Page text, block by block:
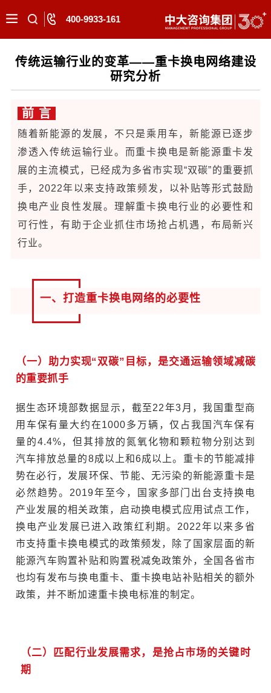
400-9933-161
传统运输行业的变革——重卡换电网络建设
研究分析
前 言
随着新能源的发展，不只是乘用车，新能源已逐步
渗透入传统运输行业。而重卡换电是新能源重卡发
展的主流模式，已经成为多省市实现“双碳”的重要抓
手，2022年以来支持政策频发，以补贴等形式鼓励
换电产业良性发展。理解重卡换电行业的必要性和
可行性，有助于企业抓住市场抢占机遇，布局新兴
行业。
一、打造重卡换电网络的必要性
（一）助力实现“双碳”目标，是交通运输领域减碳
的重要抓手
据生态环境部数据显示，截至22年3月，我国重型商
用车保有量大约在1000多万辆，仅占我国汽车保有
量的4.4%，但其排放的氮氧化物和颗粒物分别达到
汽车排放总量的8成以上和6成以上。重卡的节能减排
势在必行，发展环保、节能、无污染的新能源重卡是
必然趋势。2019年至今，国家多部门出台支持换电
产业发展的相关政策，启动换电模式应用试点工作，
换电产业发展已进入政策红利期。2022年以来多省
市支持重卡换电模式的政策频发，除了国家层面的新
能源汽车购置补贴和购置税减免政策外，全国各省市
也均有发布与换电重卡、重卡换电站补贴相关的额外
政策，并不断加速重卡换电标准的制定。
（二）匹配行业发展需求，是抢占市场的关键时
期